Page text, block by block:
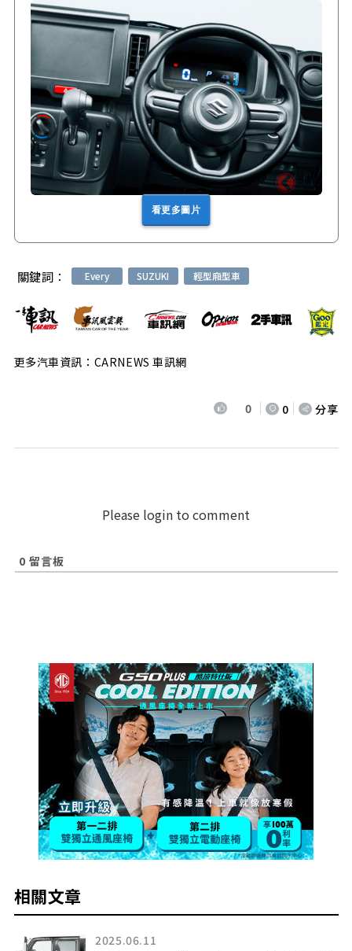
看更多圖片
關鍵詞： Every SUZUKI 輕型廂型車
更多汽車資訊：CARNEWS 車訊網
0 0 分享
Please login to comment
0 留言板
相關文章
2025.06.11